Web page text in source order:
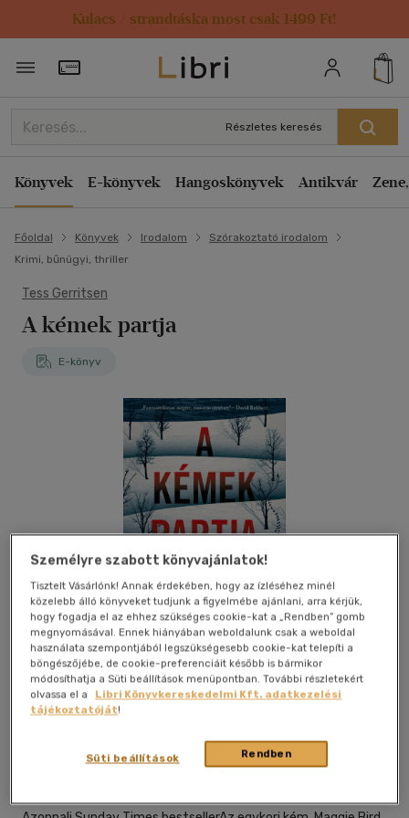
Kulacs / strandtáska most csak 1499 Ft!
Törzsvásárlói Kártya adatai
Részletes keresés
Könyvek E-könyvek Hangoskönyvek Antikvár
Főoldal Könyvek Irodalom
Szórakoztató irodalom
Krimi, bűnügyi, thriller
Tess Gerritsen
A kémek partja
E-könyv
Beleolvasok
Személyre szabott könyvajánlatok!
Tisztelt Vásárlónk! Annak érdekében, hogy az ízléséhez minél
közelebb álló könyveket tudjunk a figyelmébe ajánlani, arra kérjük,
hogy fogadja el az ehhez szükséges cookie-kat a „Rendben” gomb
megnyomásával. Ennek hiányában weboldalunk csak a weboldal
használata szempontjából legszükségesebb cookie-kat telepíti a
böngészőjébe, de cookie-preferenciáit később is bármikor
módosíthatja a Süti beállítások menüpontban. További részletekért
olvassa el a
Libri Könyvkereskedelmi Kft. adatkezelési
tájékoztatóját!
Rendben
Süti beállítások